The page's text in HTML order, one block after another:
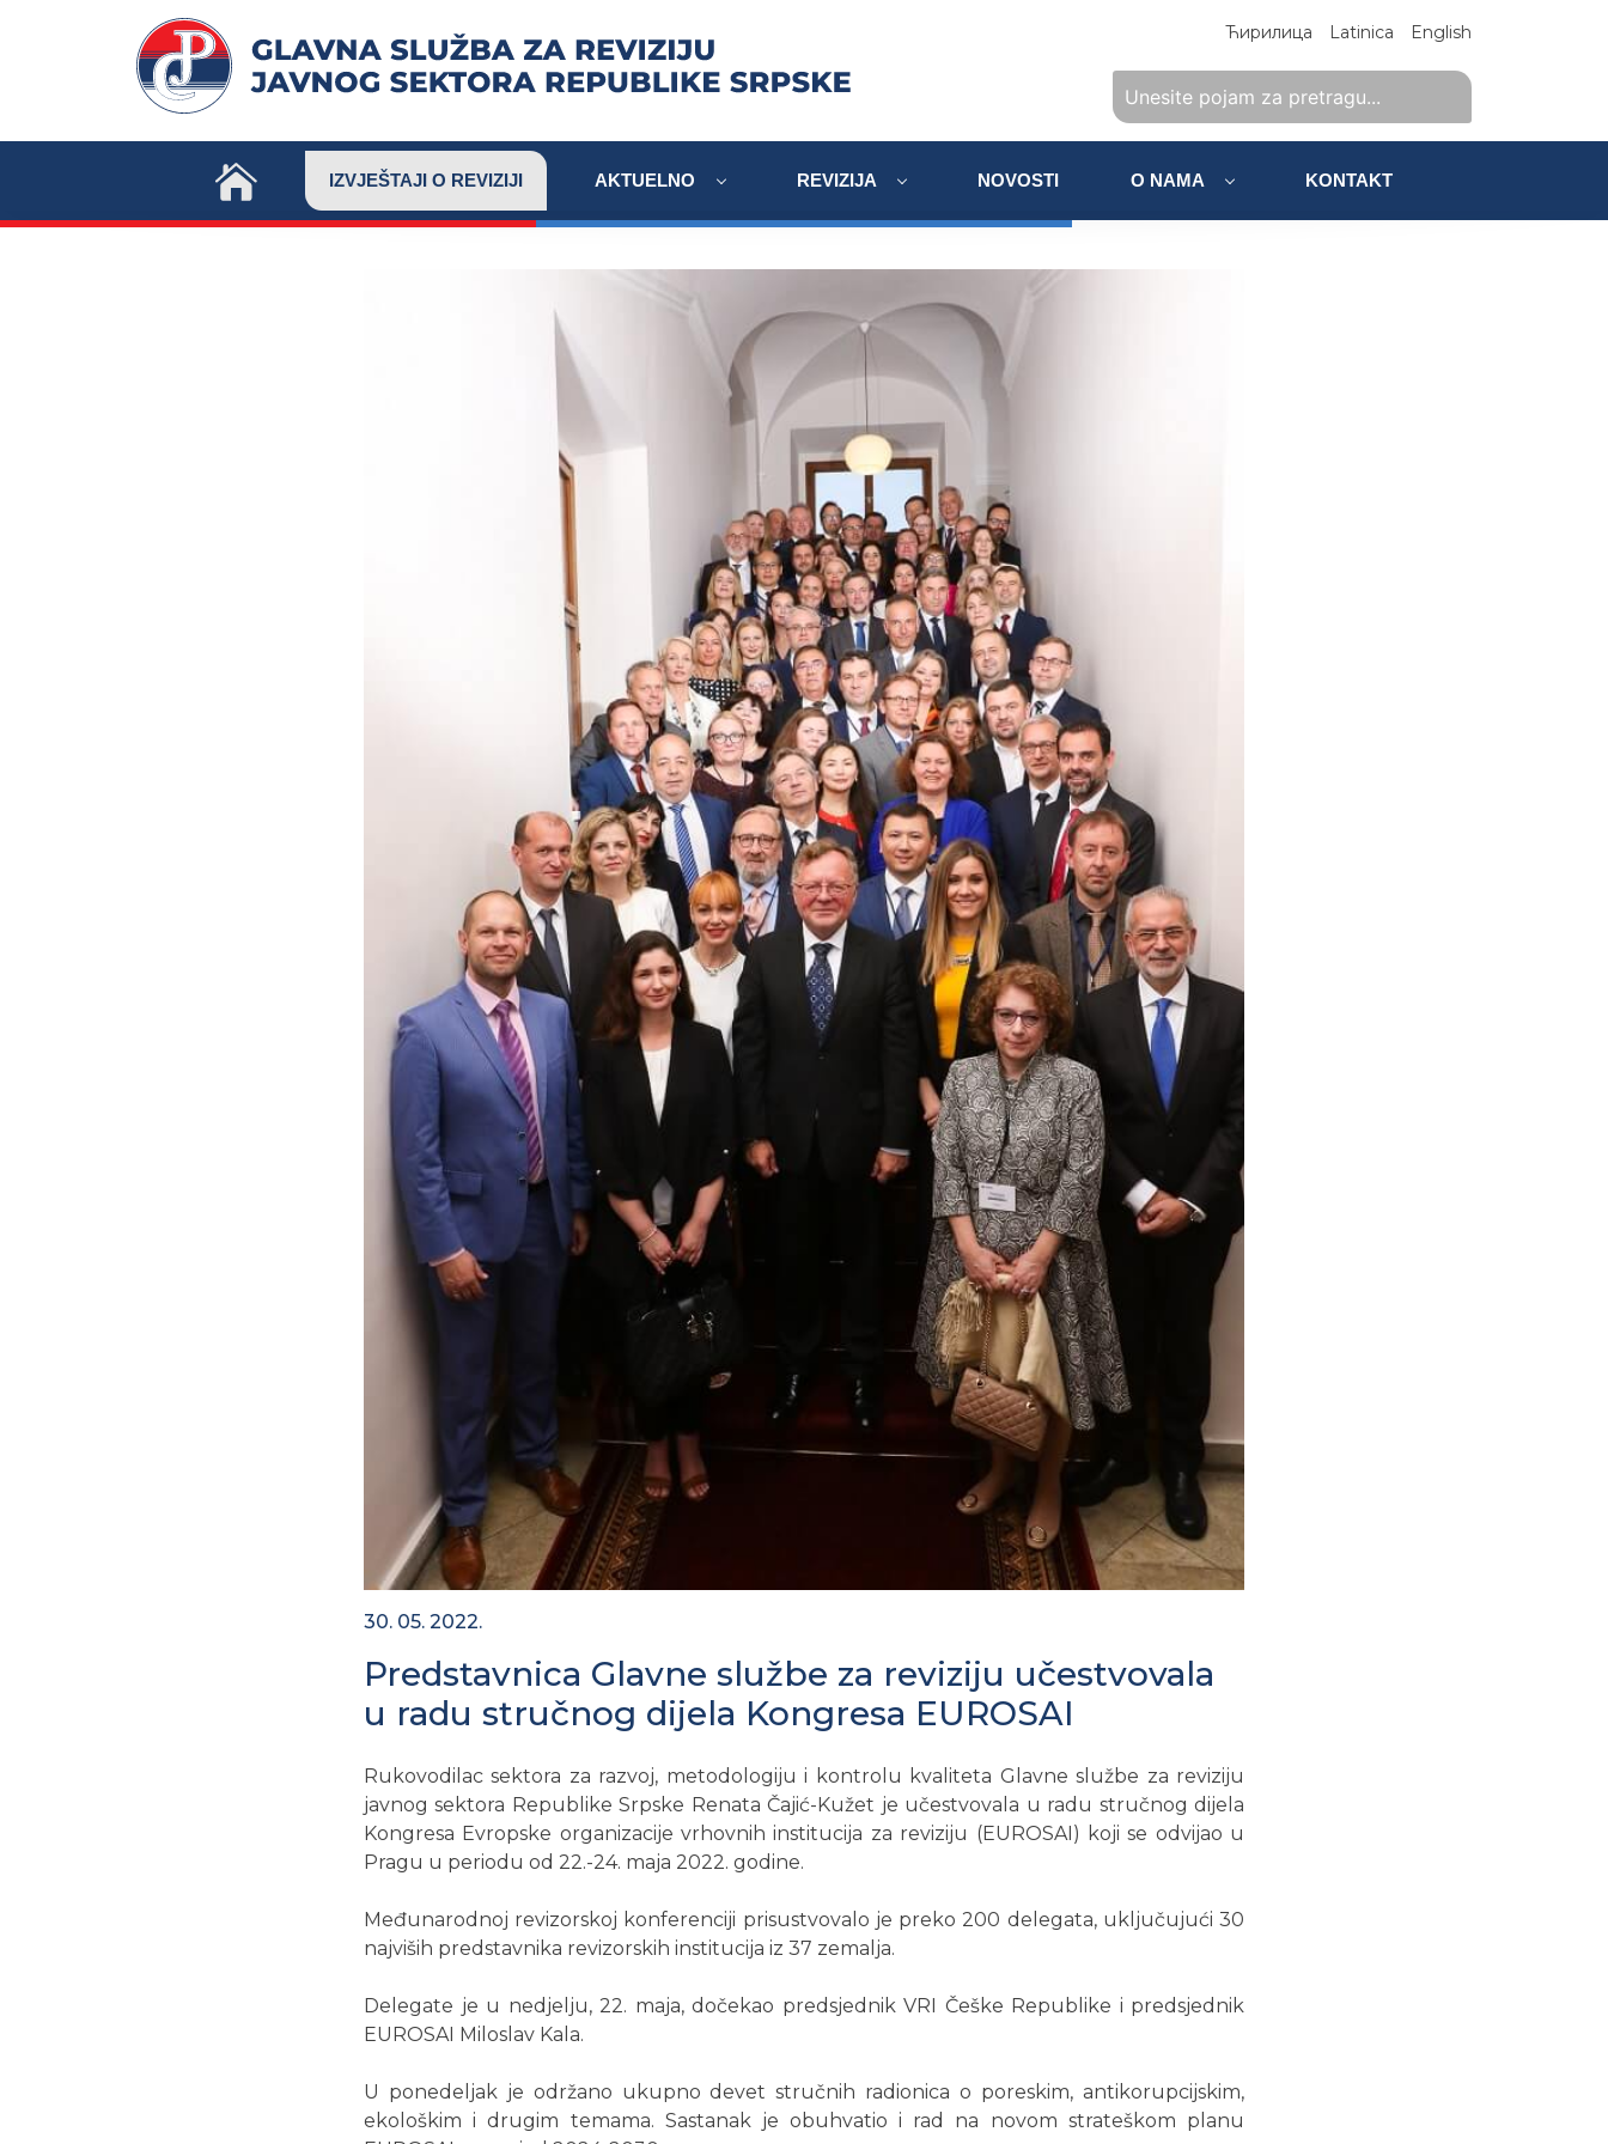
Ћирилица Latinica English
IZVJEŠTAJI O REVIZIJI AKTUELNO REVIZIJA NOVOSTI O NAMA KONTAKT
30. 05. 2022.
Predstavnica Glavne službe za reviziju učestvovala
u radu stručnog dijela Kongresa EUROSAI
Rukovodilac sektora za razvoj, metodologiju i kontrolu kvaliteta Glavne službe za reviziju
javnog sektora Republike Srpske Renata Čajić-Kužet je učestvovala u radu stručnog dijela
Kongresa Evropske organizacije vrhovnih institucija za reviziju (EUROSAI) koji se odvijao u
Pragu u periodu od 22.-24. maja 2022. godine.
Međunarodnoj revizorskoj konferenciji prisustvovalo je preko 200 delegata, uključujući 30
najviših predstavnika revizorskih institucija iz 37 zemalja.
Delegate je u nedjelju, 22. maja, dočekao predsjednik VRI Češke Republike i predsjednik
EUROSAI Miloslav Kala.
U ponedeljak je održano ukupno devet stručnih radionica o poreskim, antikorupcijskim,
ekološkim i drugim temama. Sastanak je obuhvatio i rad na novom strateškom planu